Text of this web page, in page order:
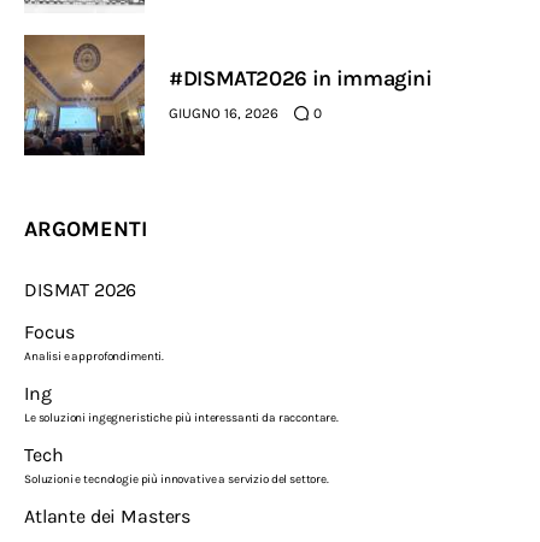
#DISMAT2026 in immagini
GIUGNO 16, 2026 0
ARGOMENTI
DISMAT 2026
Focus
Analisi e approfondimenti.
Ing
Le soluzioni ingegneristiche più interessanti da raccontare.
Tech
Soluzioni e tecnologie più innovative a servizio del settore.
Atlante dei Masters